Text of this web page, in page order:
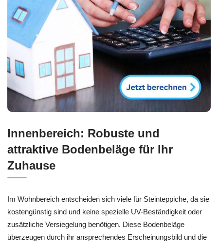
Innenbereich: Robuste und
attraktive Bodenbeläge für Ihr
Zuhause
Im Wohnbereich entscheiden sich viele für Steinteppiche, da sie
kostengünstig sind und keine spezielle UV-Beständigkeit oder
zusätzliche Versiegelung benötigen. Diese Bodenbeläge
überzeugen durch ihr ansprechendes Erscheinungsbild und die